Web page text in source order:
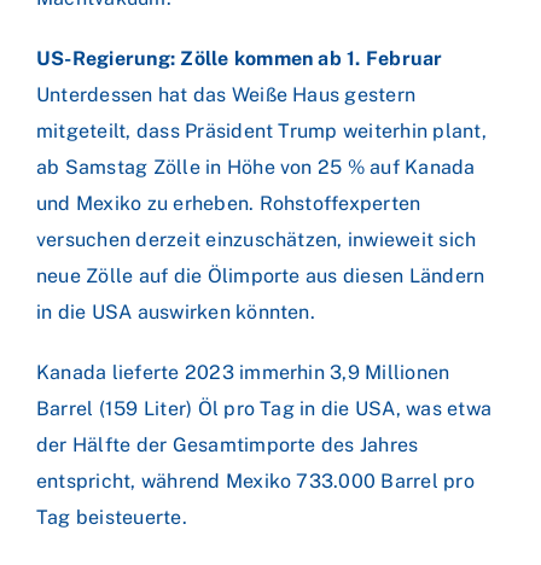
US-Regierung: Zölle kommen ab 1. Februar
Unterdessen hat das Weiße Haus gestern
mitgeteilt, dass Präsident Trump weiterhin plant,
ab Samstag Zölle in Höhe von 25 % auf Kanada
und Mexiko zu erheben. Rohstoffexperten
versuchen derzeit einzuschätzen, inwieweit sich
neue Zölle auf die Ölimporte aus diesen Ländern
in die USA auswirken könnten.
Kanada lieferte 2023 immerhin 3,9 Millionen
Barrel (159 Liter) Öl pro Tag in die USA, was etwa
der Hälfte der Gesamtimporte des Jahres
entspricht, während Mexiko 733.000 Barrel pro
Tag beisteuerte.